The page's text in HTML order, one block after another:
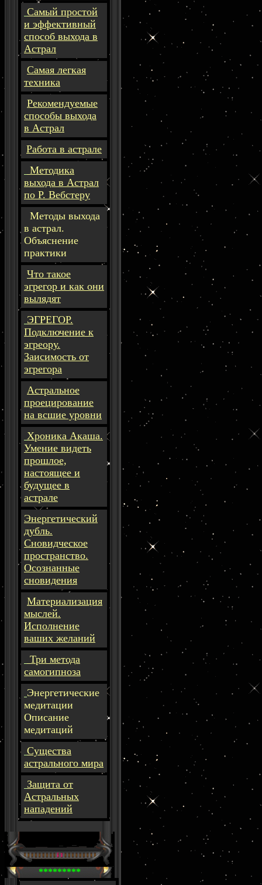
Самый простой
и эффективный
способ выхода в
Астрал
Самая легкая
техника
Рекомендуемые
способы выхода
в Астрал
Работа в астрале
Методика
выхода в Астрал
по Р. Вебстеру
Методы выхода
в астрал.
Объяснение
практики
Что такое
эгрегор и как они
вылядят
ЭГРЕГОР.
Подключение к
эгреору.
Заисимость от
эгрегора
Астральное
проецирование
на всшие уровни
Хроника Акаша.
Умение видеть
прошлое,
настоящее и
будущее в
астрале
Энергетический
дубль.
Сновидческое
пространство.
Осознанные
сновидения
Материализация
мыслей.
Исполнение
ваших желаний
Три метода
самогипноза
Энергетические
медитации
Описание
медитаций
Существа
астрального мира
Защита от
Астральных
нападений
*********